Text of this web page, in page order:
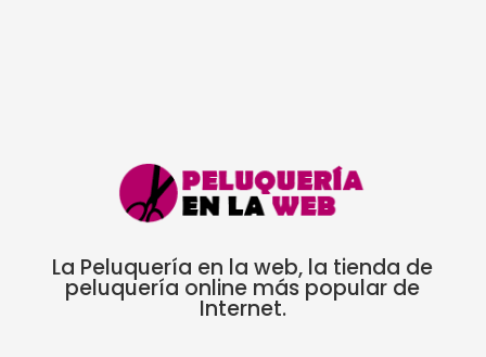
La Peluquería en la web, la tienda de
peluquería online más popular de
Internet.